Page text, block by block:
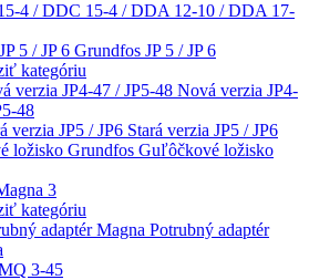
4 / DDC 15-4 / DDA 12-10 / DDA 17-
Grundfos JP 5 / JP 6
kategóriu
Nová verzia JP4-
48
Stará verzia JP5 / JP6
Guľôčkové ložisko
3
kategóriu
Potrubný adaptér
3-45